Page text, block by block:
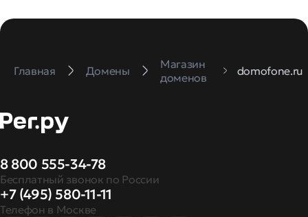
Главная Домены
Магазин
доменов
domofone.ru
8 800 555-34-78
Бесплатный звонок по России
+7 (495) 580-11-11
Телефон в Москве